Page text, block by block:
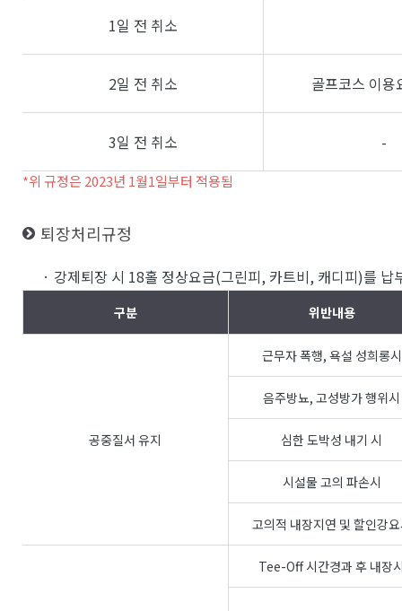
1일 전 취소
2일 전 취소 골프코스 이
3일 전 취소 -
*위 규정은 2023년 1월1일부터 적용됨
퇴장처리규정
· 강제퇴장 시 18홀 정상요금(그린피, 카트비, 캐디피)를 납
구분 위반내용
공중질서 유지
근무자 폭행, 욕설 성희롱시
음주방뇨, 고성방가 행위시
심한 도박성 내기 시
시설물 고의 파손시
고의적 내장지연 및 할인강
Tee-Off 시간경과 후 내장